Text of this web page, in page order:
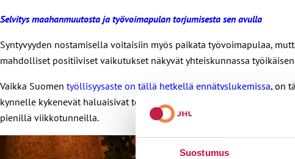
Suostumus
Selvitys maahanmuutosta ja työvoimapulan torjumisesta sen avulla
Syntyvyyden nostamisella voitaisiin myös paikata työvoimapulaa,
mahdolliset positiiviset vaikutukset näkyvät yhteiskunnassa
Vaikka Suomen työllisyysaste on tällä hetkellä ennätyslukemissa, on
kynnelle kykenevät haluaisivat tehdä töitä ja pysyisivät työelämässä
pienillä viikkotunneilla.